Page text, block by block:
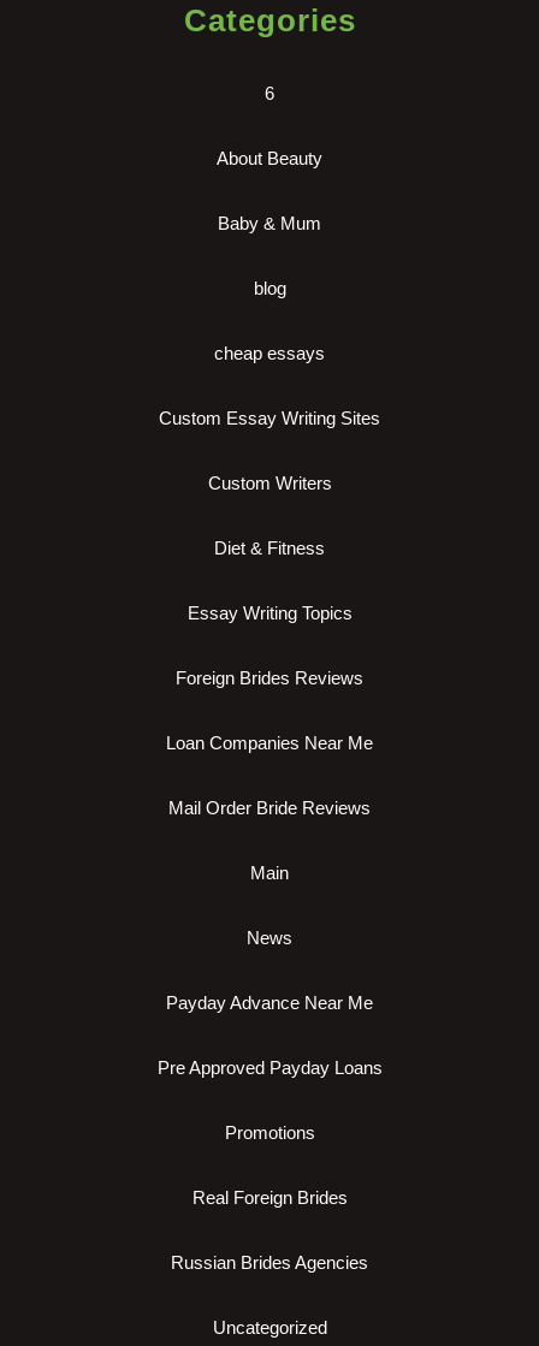
Categories
6
About Beauty
Baby & Mum
blog
cheap essays
Custom Essay Writing Sites
Custom Writers
Diet & Fitness
Essay Writing Topics
Foreign Brides Reviews
Loan Companies Near Me
Mail Order Bride Reviews
Main
News
Payday Advance Near Me
Pre Approved Payday Loans
Promotions
Real Foreign Brides
Russian Brides Agencies
Uncategorized